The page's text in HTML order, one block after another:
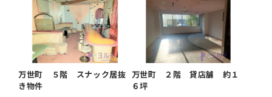
万世町 ５階 スナック居抜
き物件
万世町 ２階 貸店舗 約１
６坪